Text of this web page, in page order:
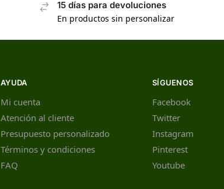
15 días para devoluciones
En productos sin personalizar
AYUDA
Mi cuenta
Atención al cliente
Presupuesto personalizado
Términos y condiciones
FAQ
SÍGUENOS
Facebook
Twitter
Instagram
Pinterest
Youtube